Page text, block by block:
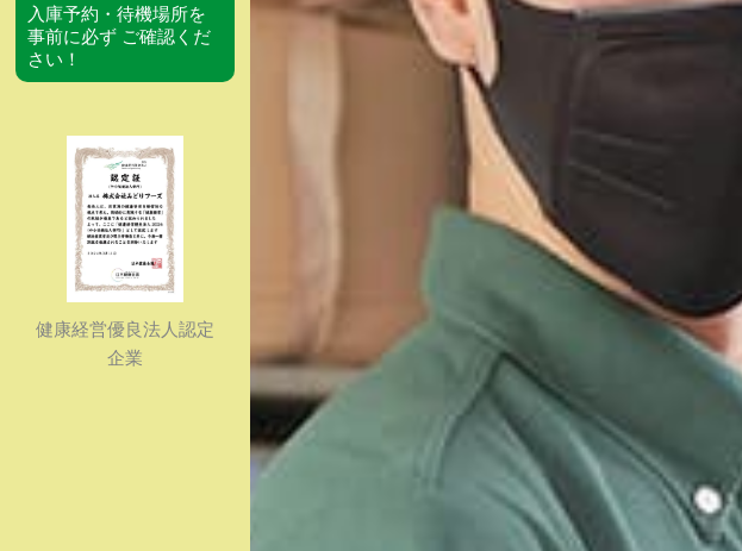
入庫予約・待機場所を
事前に必ず ご確認くだ
さい！
健康経営優良法人認定
企業